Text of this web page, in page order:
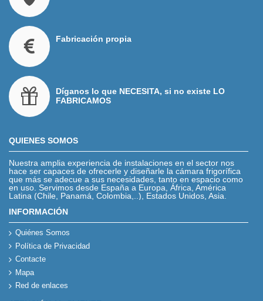
Fabricación propia
Díganos lo que NECESITA, si no existe LO
FABRICAMOS
QUIENES SOMOS
Nuestra amplia experiencia de instalaciones en el sector nos
hace ser capaces de ofrecerle y diseñarle la cámara frigorífica
que más se adecue a sus necesidades, tanto en espacio como
en uso. Servimos desde España a Europa, África, América
Latina (Chile, Panamá, Colombia,..), Estados Unidos, Asia.
INFORMACIÓN
Quiénes Somos
Política de Privacidad
Contacte
Mapa
Red de enlaces